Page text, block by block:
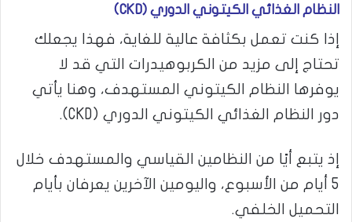
النظام الغذائي الكيتوني الدوري (CKD)
إذا كنت تعمل بكثافة عالية للغاية، فهذا يجعلك
تحتاج إلى مزيد من الكربوهيدرات التي قد لا
يوفرها النظام الكيتوني المستهدف، وهنا يأتي
دور النظام الغذائي الكيتوني الدوري (CKD).
إذ يتبع أيًا من النظامين القياسي والمستهدف خلال
5 أيام من الأسبوع، واليومين الآخرين يعرفان بأيام
التحميل الخلفي.